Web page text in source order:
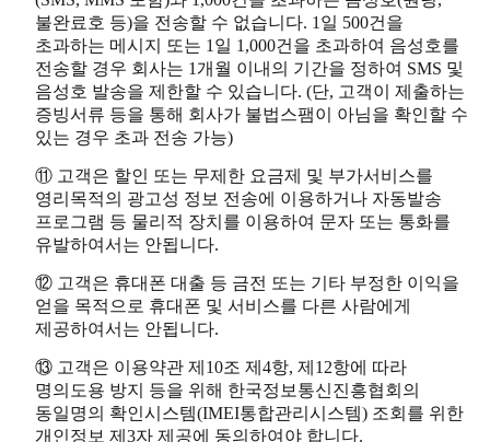
불완료호 등)을 전송할 수 없습니다. 1일 500건을
초과하는 메시지 또는 1일 1,000건을 초과하여 음성호를
전송할 경우 회사는 1개월 이내의 기간을 정하여 SMS 및
음성호 발송을 제한할 수 있습니다. (단, 고객이 제출하는
증빙서류 등을 통해 회사가 불법스팸이 아님을 확인할 수
있는 경우 초과 전송 가능)
⑪ 고객은 할인 또는 무제한 요금제 및 부가서비스를
영리목적의 광고성 정보 전송에 이용하거나 자동발송
프로그램 등 물리적 장치를 이용하여 문자 또는 통화를
유발하여서는 안됩니다.
⑫ 고객은 휴대폰 대출 등 금전 또는 기타 부정한 이익을
얻을 목적으로 휴대폰 및 서비스를 다른 사람에게
제공하여서는 안됩니다.
⑬ 고객은 이용약관 제10조 제4항, 제12항에 따라
명의도용 방지 등을 위해 한국정보통신진흥협회의
동일명의 확인시스템(IMEI통합관리시스템) 조회를 위한
개인정보 제3자 제공에 동의하여야 합니다.